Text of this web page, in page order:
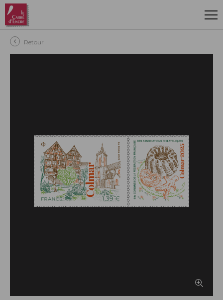
Aller au contenu principal
Retour